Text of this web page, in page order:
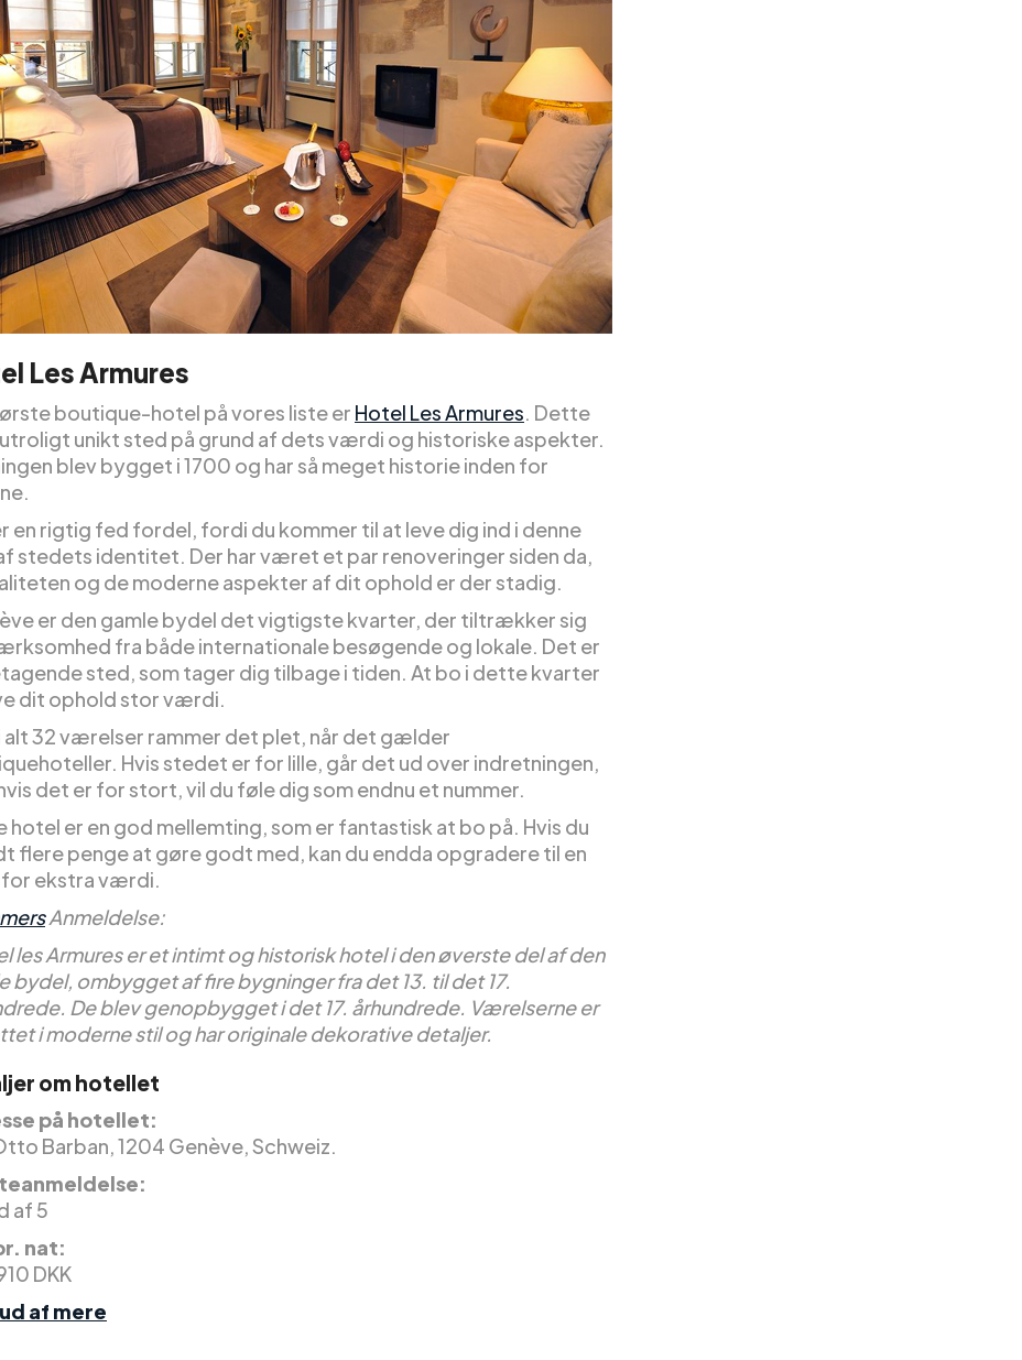
Les Armures
boutique-hotel på vores liste er Hotel Les Armures. Dette
unikt sted på grund af dets værdi og historiske aspekter.
blev bygget i 1700 og har så meget historie inden for
en rigtig fed fordel, fordi du kommer til at leve dig ind i denne
stedets identitet. Der har været et par renoveringer siden da,
og de moderne aspekter af dit ophold er der stadig.
er den gamle bydel det vigtigste kvarter, der tiltrækker sig
fra både internationale besøgende og lokale. Det er
sted, som tager dig tilbage i tiden. At bo i dette kvarter
dit ophold stor værdi.
alt 32 værelser rammer det plet, når det gælder
Hvis stedet er for lille, går det ud over indretningen,
det er for stort, vil du føle dig som endnu et nummer.
hotel er en god mellemting, som er fantastisk at bo på. Hvis du
flere penge at gøre godt med, kan du endda opgradere til en
ekstra værdi.
Anmeldelse:
les Armures er et intimt og historisk hotel i den øverste del af den
bydel, ombygget af fire bygninger fra det 13. til det 17.
De blev genopbygget i det 17. århundrede. Værelserne er
i moderne stil og har originale dekorative detaljer.
om hotellet
på hotellet:
Barban, 1204 Genève, Schweiz.
af 5
nat:
DKK
af mere